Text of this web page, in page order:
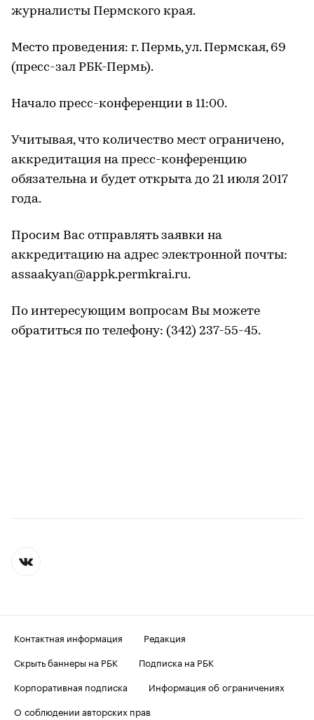
журналисты Пермского края.
Место проведения: г. Пермь, ул. Пермская, 69
(пресс-зал РБК-Пермь).
Начало пресс-конференции в 11:00.
Учитывая, что количество мест ограничено,
аккредитация на пресс-конференцию
обязательна и будет открыта до 21 июля 2017
года.
Просим Вас отправлять заявки на
аккредитацию на адрес электронной почты:
assaakyan@appk.permkrai.ru.
По интересующим вопросам Вы можете
обратиться по телефону: (342) 237-55-45.
Контактная информация
Редакция
Скрыть баннеры на РБК
Подписка на РБК
Корпоративная подписка
Информация об ограничениях
О соблюдении авторских прав